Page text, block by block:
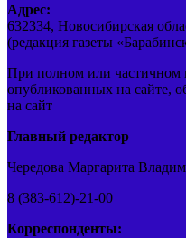
Адрес:
632334, Новосибирская
(редакция газеты
При полном или частичном
опубликованных на сайте,
на сайт
Главный редактор
Чередова Маргарита
8 (383-612)-21-00
Корреспонденты: